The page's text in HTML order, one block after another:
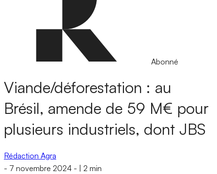
Abonné
Viande/déforestation : au
Brésil, amende de 59 M€ pour
plusieurs industriels, dont JBS
Rédaction Agra
- 7 novembre 2024 - 2 min